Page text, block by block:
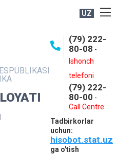
UZ
(79) 222-
80-08 -
Ishonch
telefoni
(79) 222-
80-00 -
Call Centre
Tadbirkorlar
uchun:
hisobot.stat.uz
ga o'tish